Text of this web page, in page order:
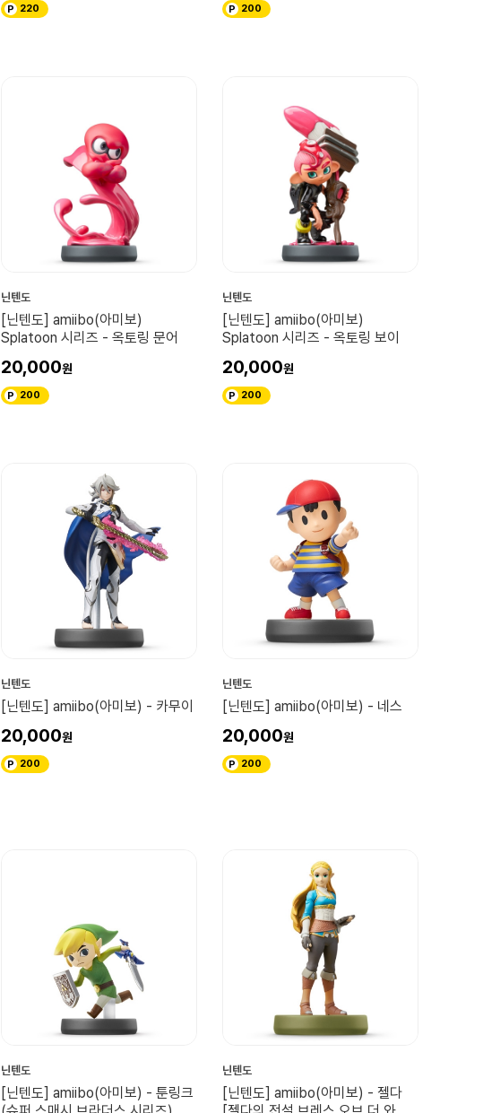
220 200
닌텐도
[닌텐도] amiibo(아미보)
Splatoon 시리즈 - 옥토링 문어
20,000
200
닌텐도
[닌텐도] amiibo(아미보)
Splatoon 시리즈 - 옥토링 보이
20,000
200
닌텐도
[닌텐도] amiibo(아미보) - 카무이
20,000
200
닌텐도
[닌텐도] amiibo(아미보) - 네스
20,000
200
닌텐도
[닌텐도] amiibo(아미보) - 툰링크
닌텐도
[닌텐도] amiibo(아미보) - 젤다